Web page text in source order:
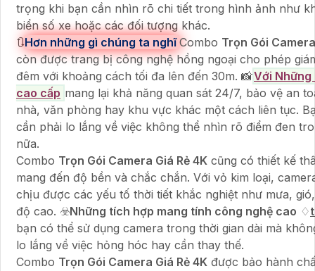
trọng khi bạn cần nhìn rõ chi tiết trong hình ảnh như
biển số xe hoặc các đối tượng khác.
🔃Hơn những gì chúng ta nghĩCombo Trọn Gói
còn được trang bị công nghệ hồng ngoại cho phép
đêm với khoảng cách tối đa lên đến 30m. 📸Với Những
cao cấp mang lại khả năng quan sát 24/7, bảo vệ an
nhà, văn phòng hay khu vực khác một cách liên tục.
cần phải lo lắng về việc không thể nhìn rõ điểm đen
nữa.
Combo Trọn Gói Camera Giá Rẻ 4K cũng có thiết kế
mang đến độ bền và chắc chắn. Với vỏ kim loại,
chịu được các yếu tố thời tiết khắc nghiệt như mưa,
độ cao. ☣️Những tích hợp mang tính công nghệ cao ♢
bạn có thể sử dụng camera trong thời gian dài mà
lo lắng về việc hỏng hóc hay cần thay thế.
Combo Trọn Gói Camera Giá Rẻ 4K được bảo hành